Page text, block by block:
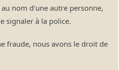
nom d'une autre personne,
signaler à la police.
fraude, nous avons le droit de